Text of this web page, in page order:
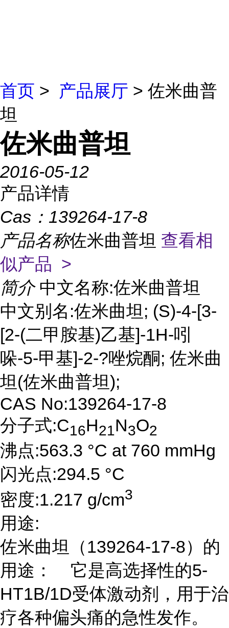
首页 > 产品展厅 > 佐米曲普
坦
佐米曲普坦
2016-05-12
产品详情
Cas： 139264-17-8
产品名称佐米曲普坦 查看相
似产品 >
简介 中文名称:佐米曲普坦
中文别名:佐米曲坦; (S)-4-[3-
[2-(二甲胺基)乙基]-1H-吲
哚-5-甲基]-2-?唑烷酮; 佐米曲
坦(佐米曲普坦);
CAS No:139264-17-8
分子式:C16H21N3O2
沸点:563.3 °C at 760 mmHg
闪光点:294.5 °C
密度:1.217 g/cm3
用途:
佐米曲坦（139264-17-8）的
用途： 它是高选择性的5-
HT1B/1D受体激动剂，用于治
疗各种偏头痛的急性发作。